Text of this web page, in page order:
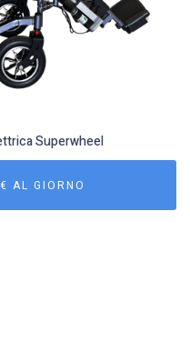
Superwheel
AL GIORNO